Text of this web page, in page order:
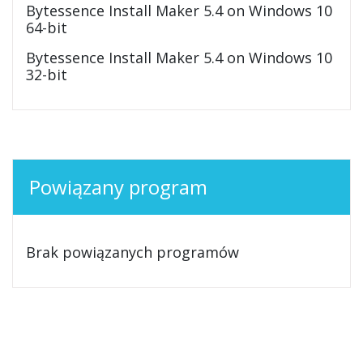
Bytessence Install Maker 5.4 on Windows 10
64-bit
Bytessence Install Maker 5.4 on Windows 10
32-bit
Powiązany program
Brak powiązanych programów